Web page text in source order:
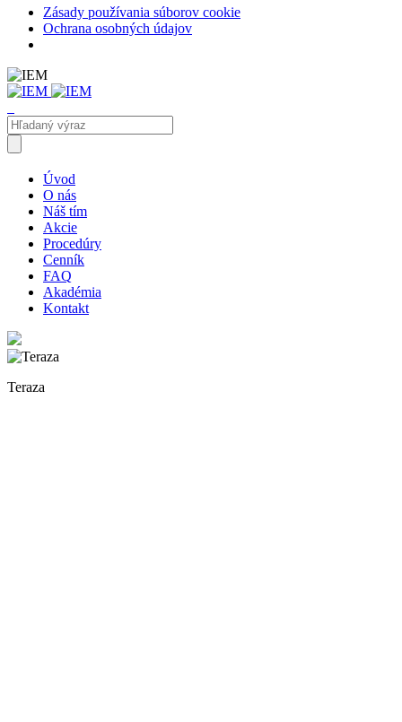
Zásady používania súborov cookie
Ochrana osobných údajov
Úvod
O nás
Náš tím
Akcie
Procedúry
Cenník
FAQ
Akadémia
Kontakt
Teraza